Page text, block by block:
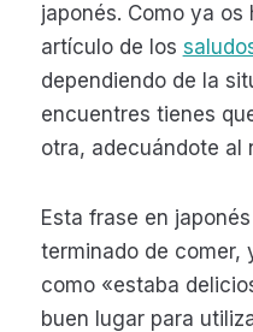
japonés. Como ya os
artículo de los
dependiendo de la
encuentres tienes
otra, adecuándote al
Esta frase en
terminado de comer,
como «estaba
buen lugar para